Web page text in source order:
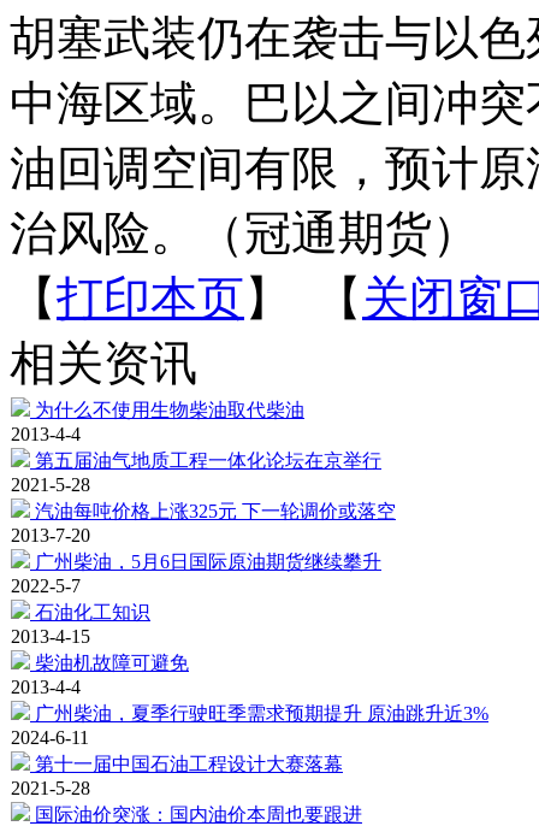
胡塞武装仍在袭击与以
中海区域。巴以之间冲
油回调空间有限，预计
治风险。（冠通期货）
【打印本页】 【 关闭窗
相关资讯
为什么不使用生物柴油取代柴油
2013-4-4
第五届油气地质工程一体化论坛在京举行
2021-5-28
汽油每吨价格上涨325元 下一轮调价或落空
2013-7-20
广州柴油，5月6日国际原油期货继续攀升
2022-5-7
石油化工知识
2013-4-15
柴油机故障可避免
2013-4-4
广州柴油，夏季行驶旺季需求预期提升 原油跳升近3%
2024-6-11
第十一届中国石油工程设计大赛落幕
2021-5-28
国际油价突涨：国内油价本周也要跟进